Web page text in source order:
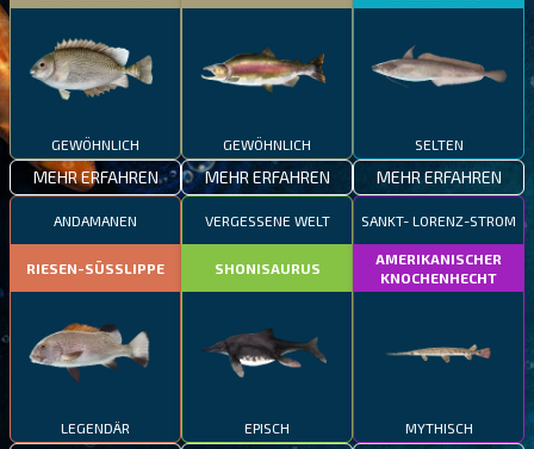
GEWÖHNLICH
MEHR ERFAHREN
GEWÖHNLICH
MEHR ERFAHREN
SELTEN
MEHR ERFAHREN
ANDAMANEN
RIESEN-SÜSSLIPPE
LEGENDÄR
VERGESSENE WELT
SHONISAURUS
EPISCH
SANKT- LORENZ-STROM
AMERIKANISCHER
KNOCHENHECHT
MYTHISCH